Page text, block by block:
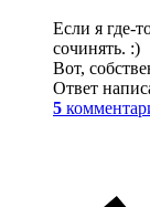
Если я где-
сочинять. :)
Вот,
Ответ
5